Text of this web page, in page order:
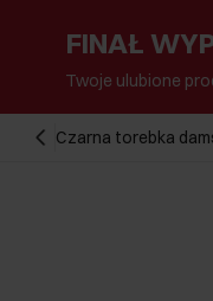
FINAŁ
Twoje ulubione
Czarna torebka